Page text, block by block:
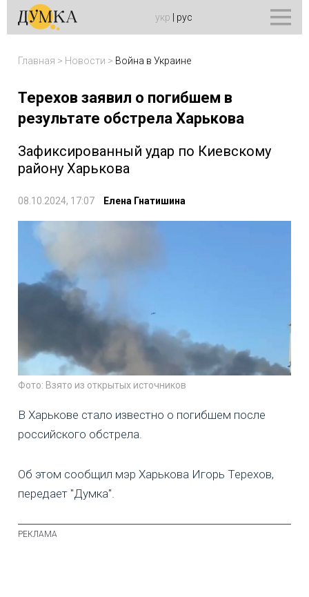
укр рус
Главная > Новости > Война в Украине
Терехов заявил о погибшем в
результате обстрела Харькова
Зафиксированный удар по Киевскому
району Харькова
08.10.2024, 17:07 Елена Гнатишина
Фото: Взято из открытых источников
В Харькове стало известно о погибшем после
российского обстрела.
Об этом сообщил мэр Харькова Игорь Терехов,
передает "Думка".